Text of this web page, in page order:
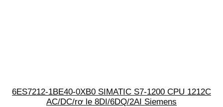
6ES7212-1BE40-0XB0 SIMATIC S7-1200 CPU 1212C
AC/DC/rơ le 8DI/6DQ/2AI Siemens